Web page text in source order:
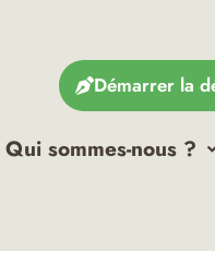
Démarrer la
Qui sommes-nous ?